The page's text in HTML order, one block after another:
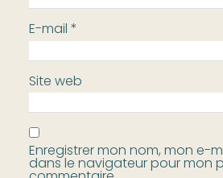
E-mail*
Site web
Enregistrer mon nom, mon e-
dans le navigateur pour mon